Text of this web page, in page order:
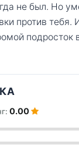
не был. Но
против
подросток
0.00